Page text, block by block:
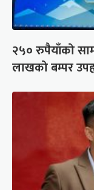
२५० रुपैयाँको
लाखको बम्पर